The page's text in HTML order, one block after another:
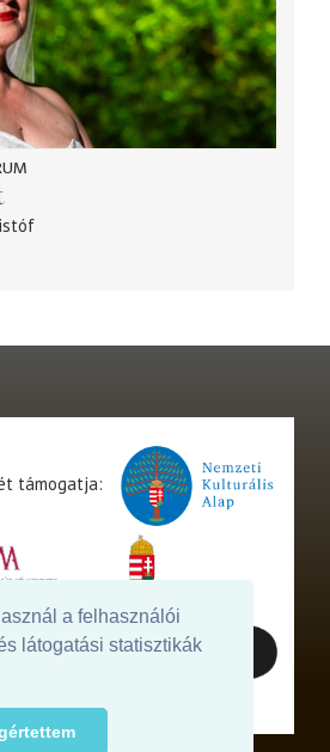
a felhasználói
látogatási statisztikák
támogatja: